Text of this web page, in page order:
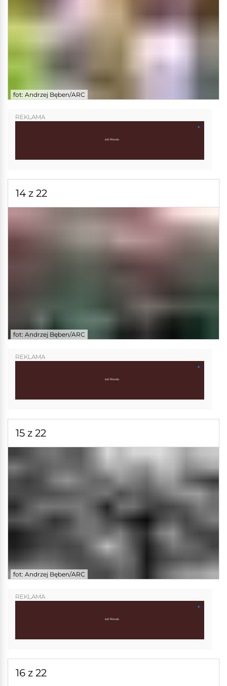
fot: Andrzej Bęben/ARC
REKLAMA
14 z 22
fot: Andrzej Bęben/ARC
REKLAMA
15 z 22
fot: Andrzej Bęben/ARC
REKLAMA
16 z 22